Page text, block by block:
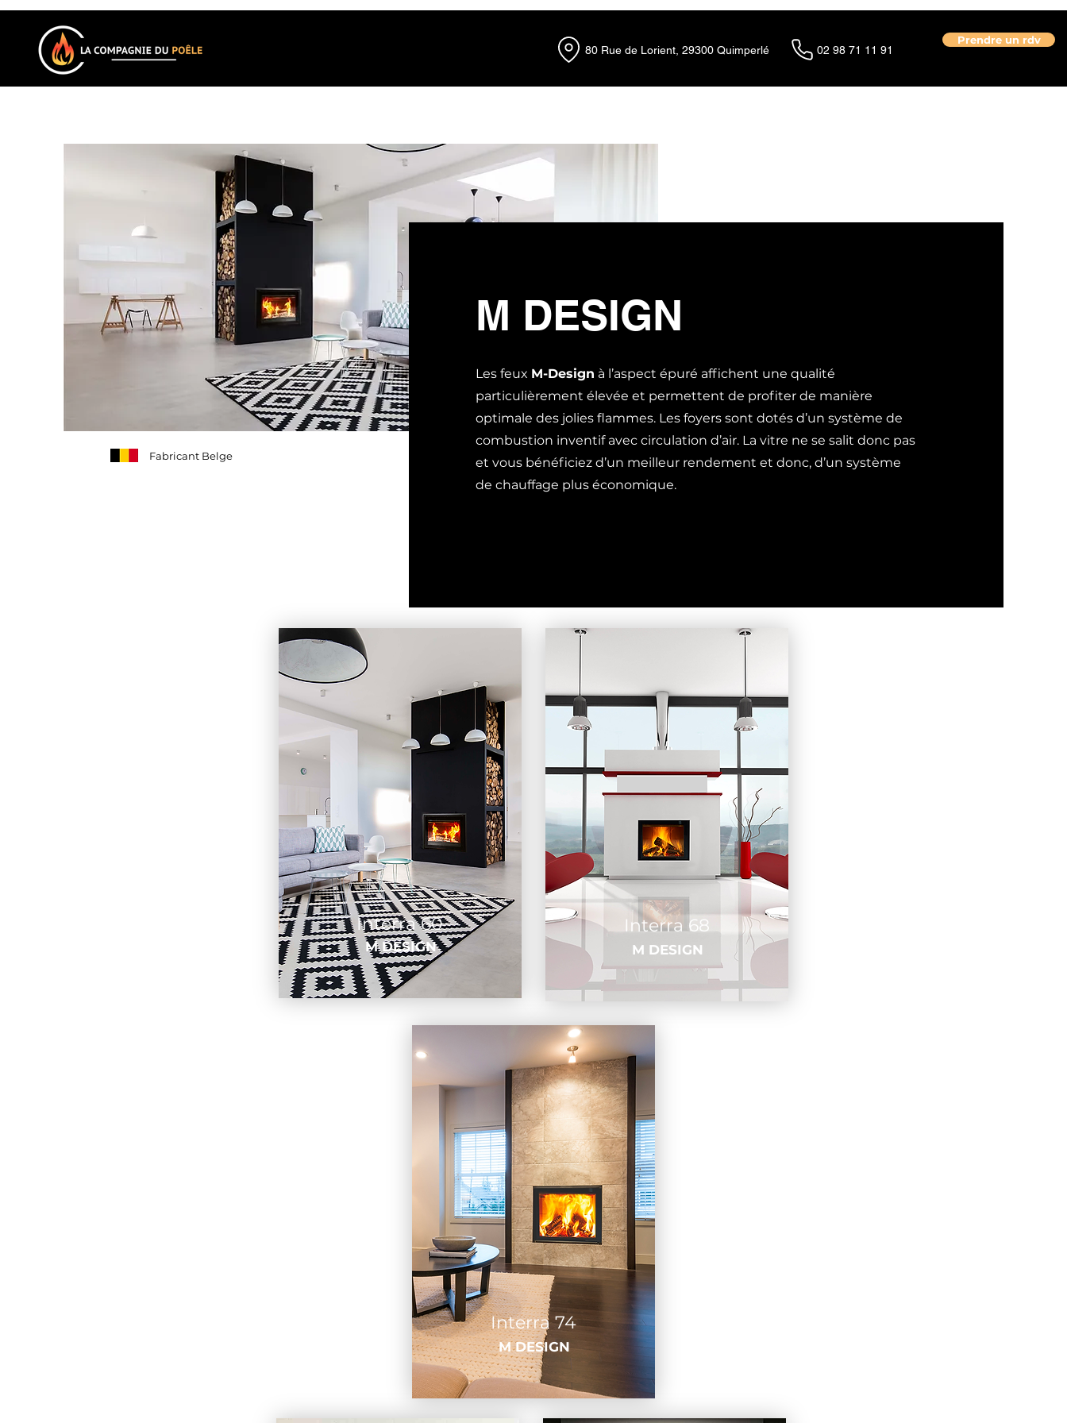
80 Rue de Lorient, 29300 Quimperlé 02 98 71 11 91
Prendre un rdv
Fabricant Belge
M DESIGN
Les feux M-Design à l’aspect épuré affichent une qualité
particulièrement élevée et permettent de profiter de manière
optimale des jolies flammes. Les foyers sont dotés d’un système de
combustion inventif avec circulation d’air. La vitre ne se salit donc pas
et vous bénéficiez d’un meilleur rendement et donc, d’un système
de chauffage plus économique.
Interra 60
M DESIGN
Interra 68
M DESIGN
Interra 74
M DESIGN